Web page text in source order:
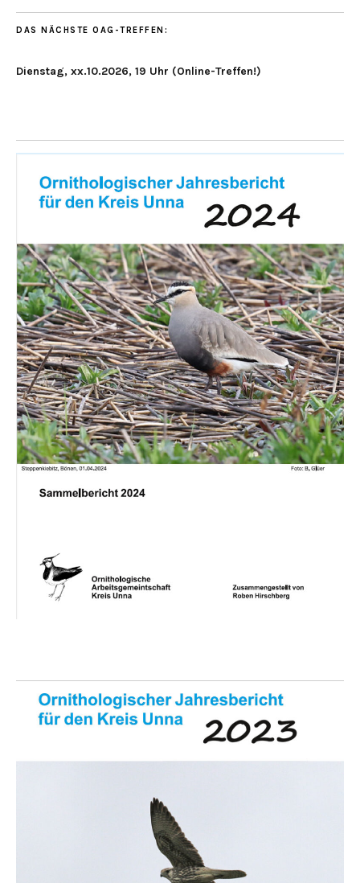
DAS NÄCHSTE OAG-TREFFEN:
Dienstag, xx.10.2026, 19 Uhr (Online-Treffen!)